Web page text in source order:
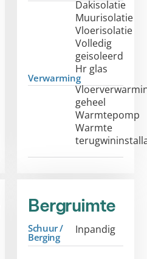
Dakisolatie
Muurisolatie
Vloerisolatie
Volledig
geisoleerd
Hr glas
Verwarming
geheel
Warmtepomp
Warmte
Bergruimte
Schuur /
Berging
Inpandig